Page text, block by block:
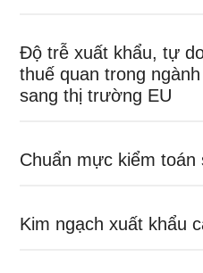
Độ trễ xuất khẩu, tự
thuế quan trong
sang thị trường EU
Chuẩn mực kiểm toán
Kim ngạch xuất khẩu